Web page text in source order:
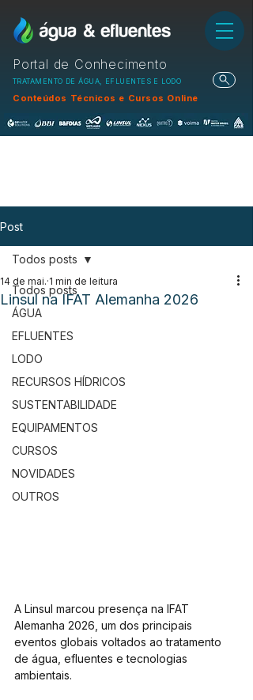
Portal de Conhecimento
TRATAMENTO DE ÁGUA, EFLUENTES E LODO
Conteúdos Técnicos e Cursos Online
Post
Todos posts
ÁGUA
EFLUENTES
LODO
RECURSOS HÍDRICOS
SUSTENTABILIDADE
EQUIPAMENTOS
CURSOS
NOVIDADES
OUTROS
Todos posts
Linsul na IFAT Alemanha 2026
14 de mai. 1 min de leitura
A Linsul marcou presença na IFAT
Alemanha 2026, um dos principais
eventos globais voltados ao tratamento
de água, efluentes e tecnologias
ambientais.